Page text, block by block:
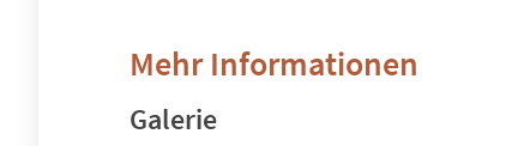
Mehr Informationen
Galerie